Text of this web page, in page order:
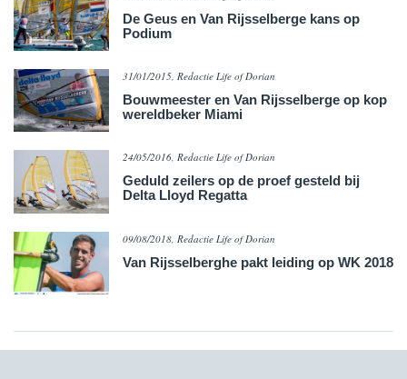
De Geus en Van Rijsselberge kans op
Podium
31/01/2015, Redactie Life of Dorian
Bouwmeester en Van Rijsselberge op kop
wereldbeker Miami
24/05/2016, Redactie Life of Dorian
Geduld zeilers op de proef gesteld bij
Delta Lloyd Regatta
09/08/2018, Redactie Life of Dorian
Van Rijsselberghe pakt leiding op WK 2018